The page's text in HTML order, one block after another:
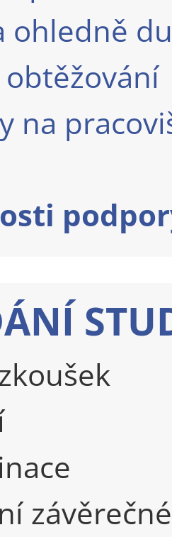
ohledně
na